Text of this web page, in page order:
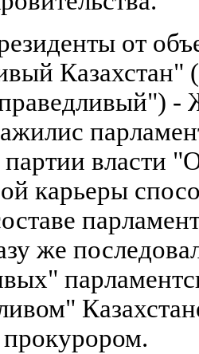
от
-
партии власти
карьеры
же